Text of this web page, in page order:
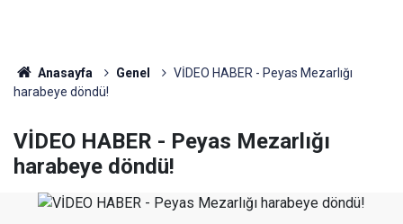
Anasayfa Genel
VİDEO HABER - Peyas Mezarlığı
harabeye döndü!
VİDEO HABER - Peyas Mezarlığı
harabeye döndü!